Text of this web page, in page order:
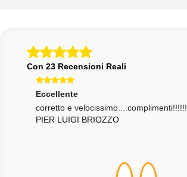
Con 23 Recensioni Reali
Eccellente
corretto e velocissimo....complimenti!!!!!!
PIER LUIGI BRIOZZO